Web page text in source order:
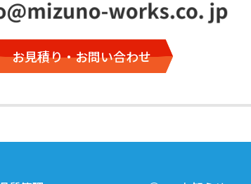
お見積り・お問い合わせ